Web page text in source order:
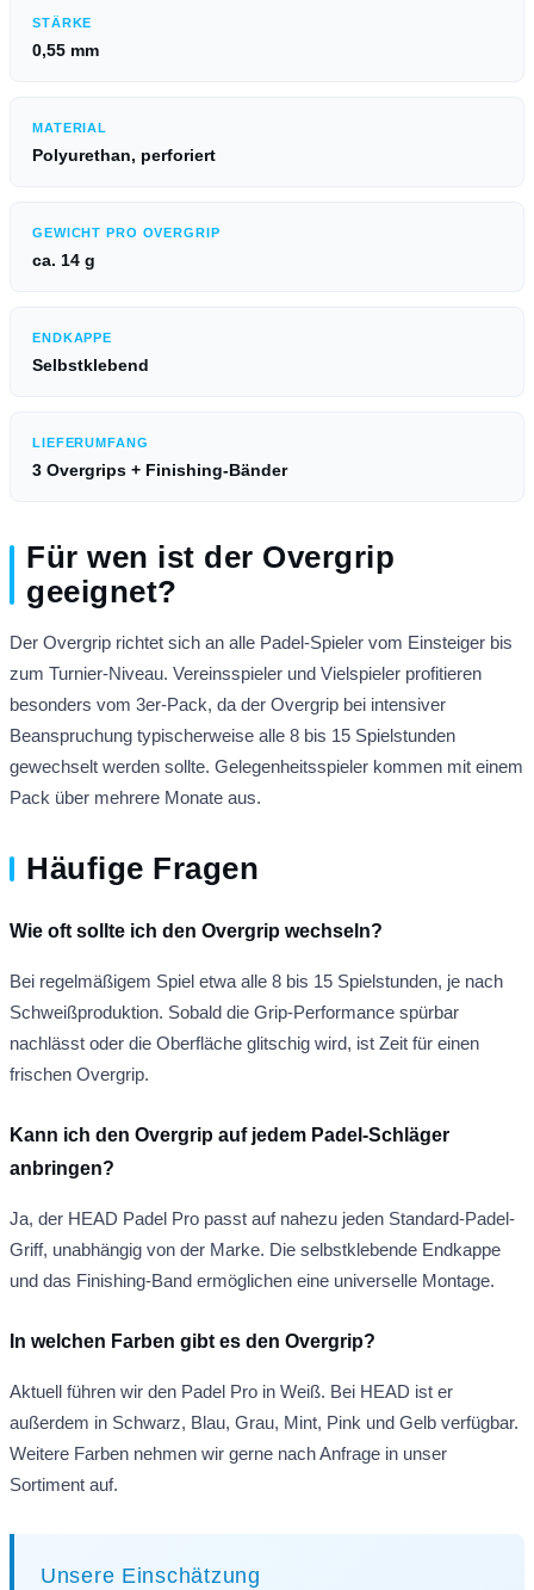
STÄRKE
0,55 mm
MATERIAL
Polyurethan, perforiert
GEWICHT PRO OVERGRIP
ca. 14 g
ENDKAPPE
Selbstklebend
LIEFERUMFANG
3 Overgrips + Finishing-Bänder
Für wen ist der Overgrip
geeignet?
Der Overgrip richtet sich an alle Padel-Spieler vom Einsteiger bis
zum Turnier-Niveau. Vereinsspieler und Vielspieler profitieren
besonders vom 3er-Pack, da der Overgrip bei intensiver
Beanspruchung typischerweise alle 8 bis 15 Spielstunden
gewechselt werden sollte. Gelegenheitsspieler kommen mit einem
Pack über mehrere Monate aus.
Häufige Fragen
Wie oft sollte ich den Overgrip wechseln?
Bei regelmäßigem Spiel etwa alle 8 bis 15 Spielstunden, je nach
Schweißproduktion. Sobald die Grip-Performance spürbar
nachlässt oder die Oberfläche glitschig wird, ist Zeit für einen
frischen Overgrip.
Kann ich den Overgrip auf jedem Padel-Schläger
anbringen?
Ja, der HEAD Padel Pro passt auf nahezu jeden Standard-Padel-
Griff, unabhängig von der Marke. Die selbstklebende Endkappe
und das Finishing-Band ermöglichen eine universelle Montage.
In welchen Farben gibt es den Overgrip?
Aktuell führen wir den Padel Pro in Weiß. Bei HEAD ist er
außerdem in Schwarz, Blau, Grau, Mint, Pink und Gelb verfügbar.
Weitere Farben nehmen wir gerne nach Anfrage in unser
Sortiment auf.
Unsere Einschätzung